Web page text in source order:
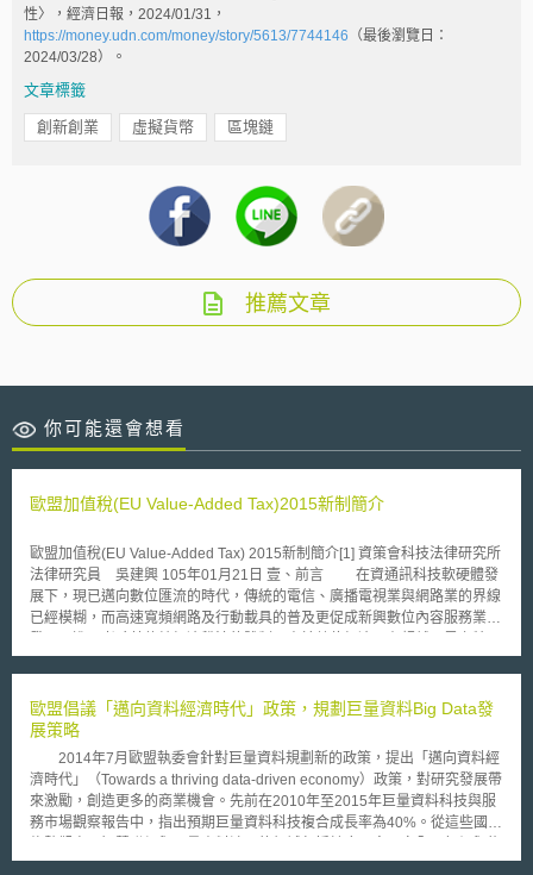
性〉，經濟日報，2024/01/31，
https://money.udn.com/money/story/5613/7744146 （最後瀏覽日：
2024/03/28）。
文章標籤
創新創業 虛擬貨幣 區塊鏈
推薦文章
你可能還會想看
歐盟加值稅(EU Value-Added Tax)2015新制簡介
歐盟加值稅(EU Value-Added Tax) 2015新制簡介[1] 資策會科技法律研究所
法律研究員 吳建興 105年01月21日 壹、前言 在資通訊科技軟硬體發
展下，現已邁向數位匯流的時代，傳統的電信、廣播電視業與網路業的界線
已經模糊，而高速寬頻網路及行動載具的普及更促成新興數位內容服務業的
質，在數位經濟中跨境傳輸[2]加值稅之徵收造成很大挑戰[3]，尤其更是對現
此，歐盟經濟暨財政理事會於2008年通過[6]及公布[7]歐盟新制加值稅法案
（VAT Package[8]），法案中關於電信、廣播及電子服務業服務提供地之規
行改革，以創造一個公平的數位服務市場，迎接數位經濟時代的來臨。
本文以下便就歐盟新制加值稅指令[9]（Council Directive 2008/8/EC）
區分為三個方向討論：首先界定加值稅新制影響標的和適用範圍以釐清影響
範圍，其次說明改革的重點和規範效果，最後嘗試分析對服務提供者和納稅
歐盟倡議「邁向資料經濟時代」政策，規劃巨量資料Big Data發
展策略
2014年7月歐盟執委會針對巨量資料規劃新的政策，提出「邁向資料經
濟時代」（Towards a thriving data-driven economy）政策，對研究發展帶
來激勵，創造更多的商業機會。先前在2010年至2015年巨量資料科技與服
務市場觀察報告中，指出預期巨量資料科技複合成長率為40%。從這些國際
源資源、智慧運輸系統以及智慧城市等，而這些都是當前歐洲無法忽略的問